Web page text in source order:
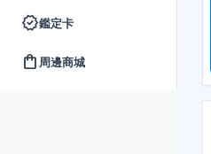
verified鑑定卡
shopping_bag 周邊商城